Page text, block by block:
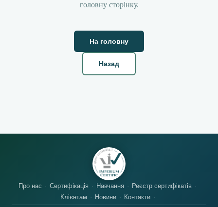
головну сторінку.
На головну
Назад
Про нас Сертифікація Навчання
Реєстр сертифікатів
Клієнтам
Новини Контакти